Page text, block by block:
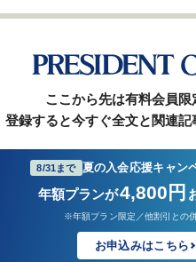
ここから先は有料会員限
登録すると今すぐ全文と関連記
8/31まで 夏の入会応援キャン
年額プランが4,800円
※年額プラン限定／他割引との
お申込みはこちら